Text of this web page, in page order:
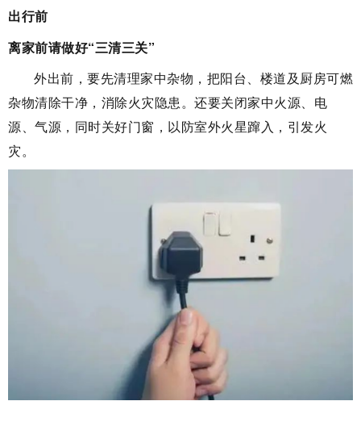
出行前
离家前请做好“三清三关”
外出前，要先清理家中杂物，把阳台、楼道及厨房可燃
杂物清除干净，消除火灾隐患。还要关闭家中火源、电
源、气源，同时关好门窗，以防室外火星蹿入，引发火
灾。